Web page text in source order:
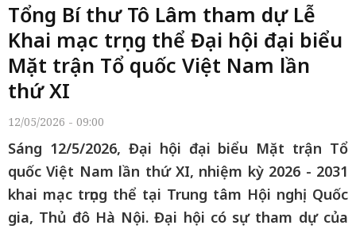
Tổng Bí thư Tô Lâm tham dự Lễ
Khai mạc trọng thể Đại hội đại biểu
Mặt trận Tổ quốc Việt Nam lần
thứ XI
12/05/2026 - 09:00
Sáng 12/5/2026, Đại hội đại biểu Mặt trận Tổ
quốc Việt Nam lần thứ XI, nhiệm kỳ 2026 - 2031
khai mạc trọng thể tại Trung tâm Hội nghị Quốc
gia, Thủ đô Hà Nội. Đại hội có sự tham dự của